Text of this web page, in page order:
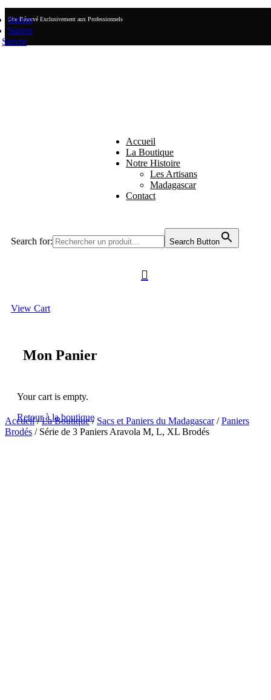
Site Réservé Exclusivement aux Professionnels
Suivre
Suivre
Suivre
Accueil
La Boutique
Notre Histoire
Les Artisans
Madagascar
Contact
Search for: Search Button

View Cart
Mon Panier
Your cart is empty.
Retour à la boutique
Accueil/La Boutique/ Sacs et Paniers du Madagascar/Paniers
Brodés / Série de 3 Paniers Aravola M, L, XL Brodés